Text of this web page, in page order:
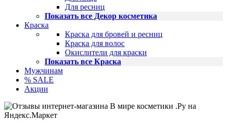
Для ресниц
Показать все Декор косметика
Краска
Краска для бровей и ресниц
Краска для волос
Окислители для краски
Показать все Краска
Мужчинам
% SALE
Акции